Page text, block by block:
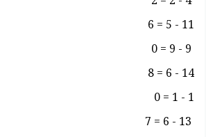
11 - 5 = 6
14 - 6 = 8
1 - 1 = 0